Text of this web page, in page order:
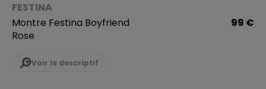
FESTINA
Montre Festina Boyfriend
Rose
99 €
Voir le descriptif